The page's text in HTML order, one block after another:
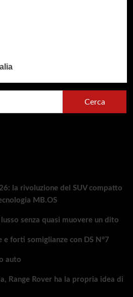
la rivoluzione del SUV compatto
MB.OS
senza quasi muovere un dito
e forti somiglianze con DS N°7
auto
Range Rover ha la propria idea di